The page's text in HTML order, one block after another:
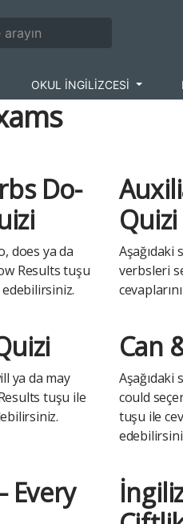
OKUL İNGİLİZCESİ
Do-
does ya da
Results tuşu
edebilirsiniz.
Quizi
verbsleri
ya da may
tuşu ile
Can
Aşağıdaki
could
tuşu ile
Every